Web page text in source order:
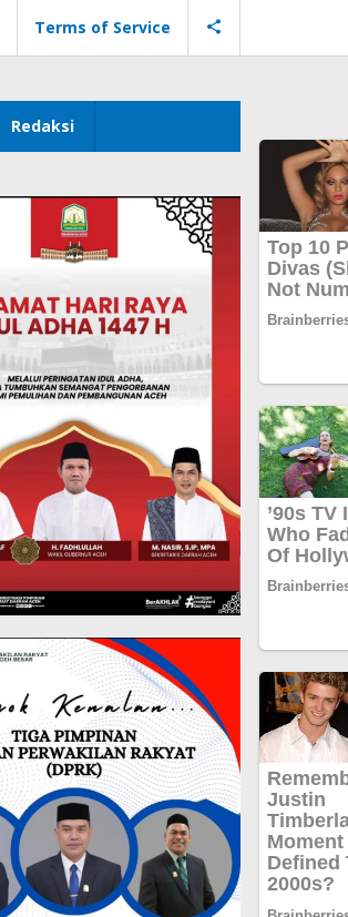
Terms of Service
Redaksi